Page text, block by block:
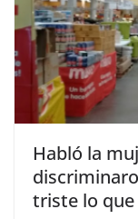
Habló la
triste lo que